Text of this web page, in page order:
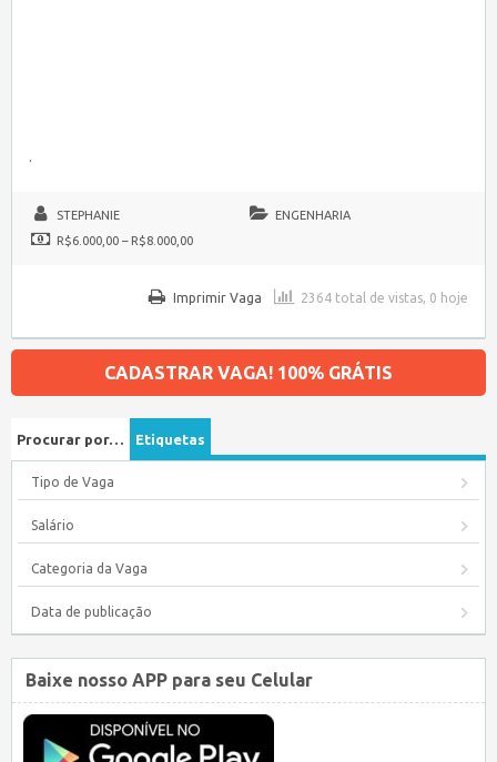
.
STEPHANIE
ENGENHARIA
R$6.000,00 – R$8.000,00
2364 total de vistas, 0 hoje
Imprimir Vaga
CADASTRAR VAGA! 100% GRÁTIS
Procurar por… Etiquetas
Tipo de Vaga
Salário
Categoria da Vaga
Data de publicação
Baixe nosso APP para seu Celular